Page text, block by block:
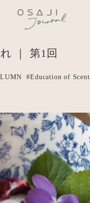
｜ 第1回
#Education of Scent